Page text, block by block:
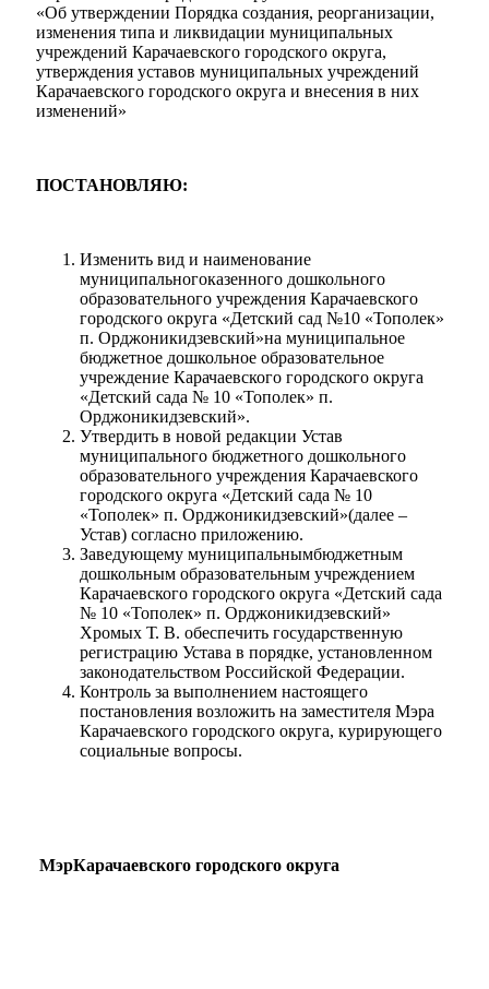
«Об утверждении Порядка создания, реорганизации,
изменения типа и ликвидации муниципальных
учреждений Карачаевского городского округа,
утверждения уставов муниципальных учреждений
Карачаевского городского округа и внесения в них
изменений»
ПОСТАНОВЛЯЮ:
Изменить вид и наименование
муниципальногоказенного дошкольного
образовательного учреждения Карачаевского
городского округа «Детский сад №10 «Тополек»
п. Орджоникидзевский»на муниципальное
бюджетное дошкольное образовательное
учреждение Карачаевского городского округа
«Детский сада № 10 «Тополек» п.
Орджоникидзевский».
Утвердить в новой редакции Устав
муниципального бюджетного дошкольного
образовательного учреждения Карачаевского
городского округа «Детский сада № 10
«Тополек» п. Орджоникидзевский»(далее –
Устав) согласно приложению.
Заведующему муниципальнымбюджетным
дошкольным образовательным учреждением
Карачаевского городского округа «Детский сада
№ 10 «Тополек» п. Орджоникидзевский»
Хромых Т. В. обеспечить государственную
регистрацию Устава в порядке, установленном
законодательством Российской Федерации.
Контроль за выполнением настоящего
постановления возложить на заместителя Мэра
Карачаевского городского округа, курирующего
социальные вопросы.
МэрКарачаевского городского округа